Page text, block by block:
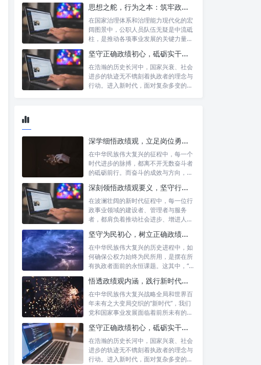
思想之舵，行为之本：筑牢政绩观根基，永葆公职人员本色
在国家治理体系和治理能力现代化的宏
阔图景中，公职人员队伍无疑是中流砥
柱，是推动各项事业发展的关键力量。
坚守正确政绩初心，砥砺实干担当精神：新时代高质量发展的核心引擎
在浩瀚的历史长河中，国家兴衰、社会
进步的轨迹无不镌刻着执政者的理念与
行动。进入新时代，面对复杂多变的国
深学细悟政绩观，立足岗位勇争先：新时代奋斗者的思想指引与实践航标
在中华民族伟大复兴的征程中，每一个
时代进步的脉搏，都离不开无数奋斗者
的砥砺前行。而奋斗的成效与方向，又
深刻领悟政绩观要义，坚守行政事业初心：新时代公仆的责任与担当
在波澜壮阔的新时代征程中，每一位行
政事业领域的建设者、管理者与服务
者，都肩负着推动社会进步、增进人民
坚守为民初心，树立正确政绩观念：以人民为中心的治理之道
在中华民族伟大复兴的历史进程中，如
何确保公权力始终为民所用，是摆在所
有执政者面前的永恒课题。这其中，“坚
悟透政绩观内涵，践行新时代使命：书写高质量发展的时代答卷
在中华民族伟大复兴战略全局和世界百
年未有之大变局交织的“新时代”，我们
党和国家事业发展面临着前所未有的机
坚守正确政绩初心，砥砺实干担当精神：新时代高质量发展的核心引擎
在浩瀚的历史长河中，国家兴衰、社会
进步的轨迹无不镌刻着执政者的理念与
行动。进入新时代，面对复杂多变的国